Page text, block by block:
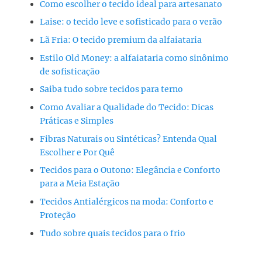
Como escolher o tecido ideal para artesanato
Laise: o tecido leve e sofisticado para o verão
Lã Fria: O tecido premium da alfaiataria
Estilo Old Money: a alfaiataria como sinônimo
de sofisticação
Saiba tudo sobre tecidos para terno
Como Avaliar a Qualidade do Tecido: Dicas
Práticas e Simples
Fibras Naturais ou Sintéticas? Entenda Qual
Escolher e Por Quê
Tecidos para o Outono: Elegância e Conforto
para a Meia Estação
Tecidos Antialérgicos na moda: Conforto e
Proteção
Tudo sobre quais tecidos para o frio